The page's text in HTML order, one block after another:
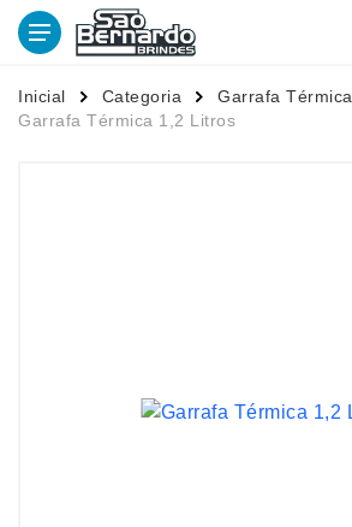
Inicial Categoria
Garrafa Térmica
Garrafa Térmica 1,2 Litros